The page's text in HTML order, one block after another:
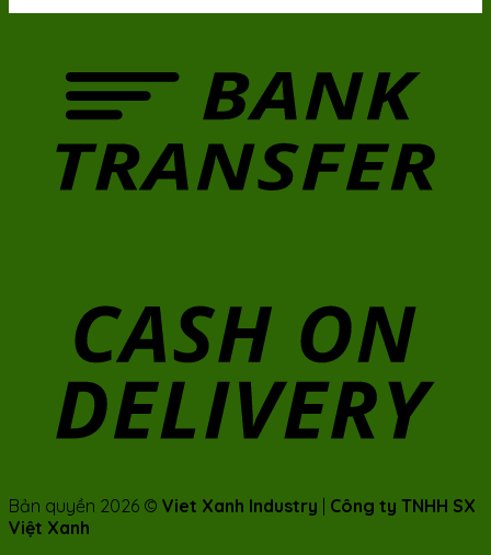
Bản quyền 2026 © Viet Xanh Industry
Công ty TNHH SX
Việt Xanh